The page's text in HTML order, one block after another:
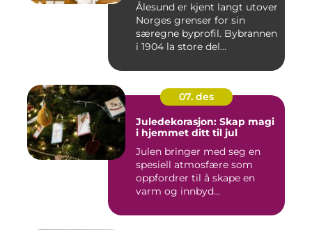
Ålesund er kjent langt utover
Norges grenser for sin
særegne byprofil. Bybrannen
i 1904 la store del...
07. des
Juledekorasjon: Skap magi
i hjemmet ditt til jul
Julen bringer med seg en
spesiell atmosfære som
oppfordrer til å skape en
varm og innbyd...